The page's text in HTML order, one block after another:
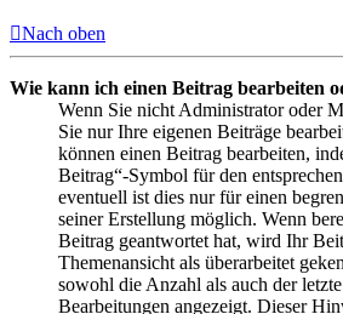
Nach oben
Wie kann ich einen Beitrag bearbeiten
Wenn Sie nicht Administrator oder
Sie nur Ihre eigenen Beiträge
können einen Beitrag bearbeiten,
Beitrag“-Symbol für den
eventuell ist dies nur für einen
seiner Erstellung möglich. Wenn
Beitrag geantwortet hat, wird Ihr
Themenansicht als überarbeitet
sowohl die Anzahl als auch der
Bearbeitungen angezeigt. Dieser